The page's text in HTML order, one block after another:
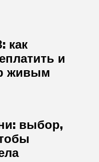
как
и
живым
выбор,